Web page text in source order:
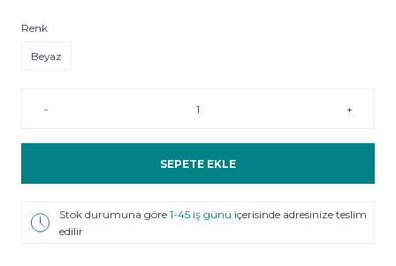
Renk
Beyaz
- +
SEPETE EKLE
Stok durumuna göre1-45 iş günü içerisinde adresinize teslim
edilir